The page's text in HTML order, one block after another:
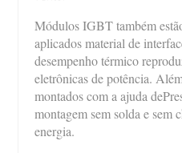
Módulos IGBT também
aplicados material de
desempenho térmico
eletrônicas de potência.
montados com a ajuda
montagem sem solda e sem
energia.